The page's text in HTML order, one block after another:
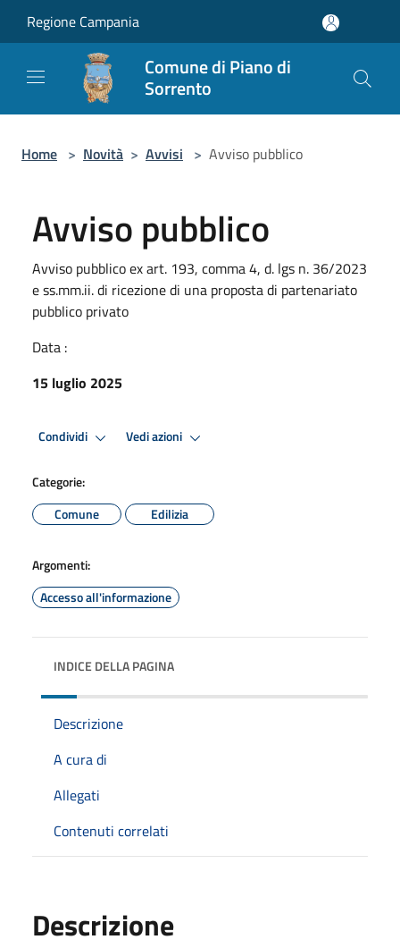
Regione Campania
Comune di Piano di
Sorrento
Home > Novità > Avvisi > Avviso pubblico
Avviso pubblico
Avviso pubblico ex art. 193, comma 4, d. lgs n. 36/2023
e ss.mm.ii. di ricezione di una proposta di partenariato
pubblico privato
Data :
15 luglio 2025
Condividi Vedi azioni
Categorie:
Comune
Edilizia
Argomenti:
Accesso all'informazione
INDICE DELLA PAGINA
Descrizione
A cura di
Allegati
Contenuti correlati
Descrizione